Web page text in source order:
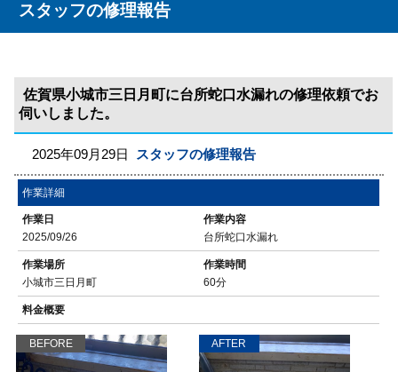
スタッフの修理報告
佐賀県小城市三日月町に台所蛇口水漏れの修理依頼でお
伺いしました。
2025年09月29日 スタッフの修理報告
作業詳細
作業日
2025/09/26
作業内容
台所蛇口水漏れ
作業場所
小城市三日月町
作業時間
60分
料金概要
BEFORE AFTER